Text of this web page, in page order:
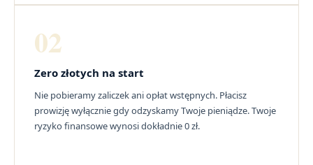
02
Zero złotych na start
Nie pobieramy zaliczek ani opłat wstępnych. Płacisz
prowizję wyłącznie gdy odzyskamy Twoje pieniądze. Twoje
ryzyko finansowe wynosi dokładnie 0 zł.